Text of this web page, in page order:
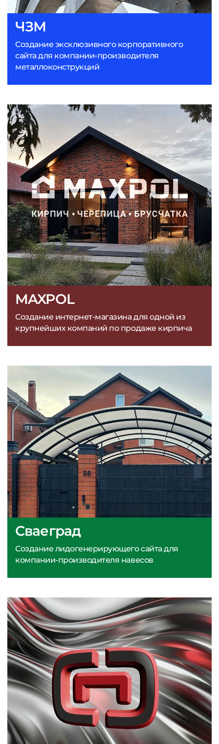
MAXPOL
Создание интернет-магазина для одной из
крупнейших компаний по продаже кирпича
ЧЗМ
Создание эксклюзивного корпоративного
сайта для компании-производителя
металлоконструкций
Сваеград
Создание лидогенерирующего сайта для
компании-производителя навесов